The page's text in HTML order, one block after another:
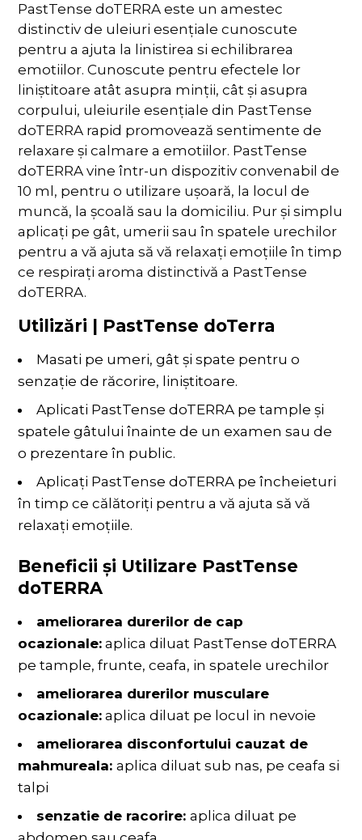
PastTense doTERRA este un amestec
distinctiv de uleiuri esențiale cunoscute
pentru a ajuta la linistirea si echilibrarea
emotiilor. Cunoscute pentru efectele lor
liniștitoare atât asupra minții, cât și asupra
corpului, uleiurile esențiale din PastTense
doTERRA rapid promovează sentimente de
relaxare și calmare a emotiilor. PastTense
doTERRA vine într-un dispozitiv convenabil de
10 ml, pentru o utilizare ușoară, la locul de
muncă, la școală sau la domiciliu. Pur și simplu
aplicați pe gât, umerii sau în spatele urechilor
pentru a vă ajuta să vă relaxați emoțiile în timp
ce respirați aroma distinctivă a PastTense
doTERRA.
Utilizări | PastTense doTerra
Masati pe umeri, gât și spate pentru o
senzație de răcorire, liniștitoare.
Aplicati PastTense doTERRA pe tample și
spatele gâtului înainte de un examen sau de
o prezentare în public.
Aplicați PastTense doTERRA pe încheieturi
în timp ce călătoriți pentru a vă ajuta să vă
relaxați emoțiile.
Beneficii și Utilizare PastTense
doTERRA
ameliorarea durerilor de cap
ocazionale: aplica diluat PastTense doTERRA
pe tample, frunte, ceafa, in spatele urechilor
ameliorarea durerilor musculare
ocazionale: aplica diluat pe locul in nevoie
ameliorarea disconfortului cauzat de
mahmureala:aplica diluat sub nas, pe ceafa si
talpi
senzatie de racorire:aplica diluat pe